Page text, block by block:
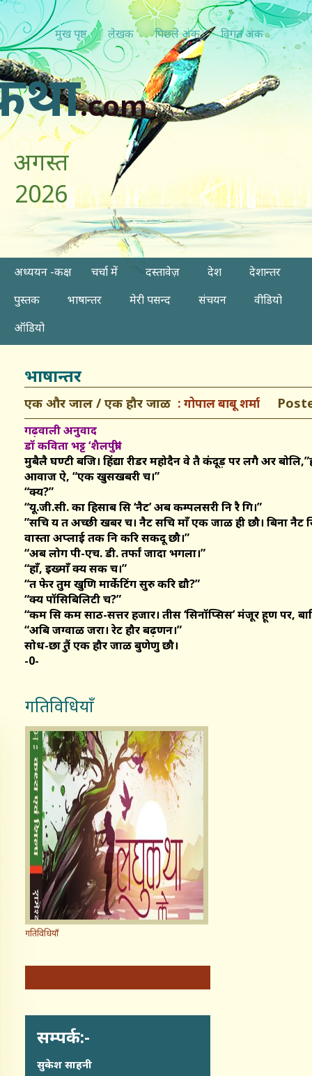
मुख पृष्ठ लेखक पिछ्ले अंक विगत अंक
.com
अगस्त
2026
अध्ययन -कक्ष चर्चा में दस्तावेज़ देश
देशान्तर
पुस्तक
भाषान्तर मेरी पसन्द संचयन
वीडियो
ऑडियो
भाषान्तर
एक और जाल / एक हौर जाळ गोपाल बाबू शर्मा
गढ़वाली अनुवाद
डॉ कविता भट्ट ‘शैलपुत्री’
मुबैलै घण्टी बजि। हिंद्या रीडर महोदैन वे तै कंदूड़ पर लगै अर
आवाज ऐ, “एक खुसखबरी च।”
“क्य?”
“यू.जी.सी. का हिसाब सि ‘नैट’ अब कम्पलसरी नि रै गि।”
”सचि य त अच्छी खबर च। नैट सचि माँ एक जाळ ही छौ। बिना नैट
वास्ता अप्लाई तक नि करि सकदू छौ।”
“अब लोग पी-एच. डी. तर्फां जादा भगला।”
“हाँ, इख्माँ क्य सक च।”
“त फेर तुम खुणि मार्केटिंग सुरु करि द्यौ?”
“क्य पॉसिबिलिटी च?”
“कम सि कम साठ-सत्तर हजार। तीस ‘सिनॉप्सिस’ मंजूर हूण पर,
“अबि जग्वाळ जरा। रेट हौर बढ़णन।”
सोध-छात्रु तैं एक हौर जाळ बुणेणु छौ।
-0-
गतिविधियाँ
गतिविधियाँ
सम्पर्क:-
सुकेश साहनी